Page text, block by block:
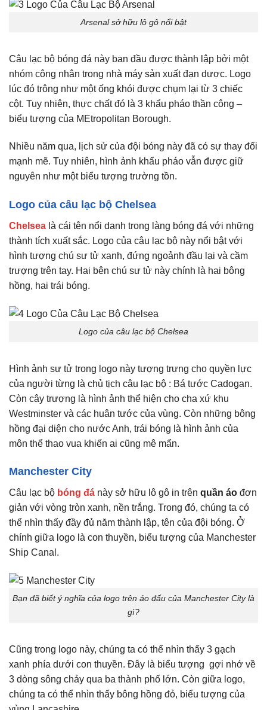
Arsenal sở hữu lô gô nổi bật
Câu lạc bộ bóng đá này ban đầu được thành lập bởi một
nhóm công nhân trong nhà máy sản xuất đạn dược. Logo
lúc đó trông như một ống khói được chụm lại từ 3 chiếc
cột. Tuy nhiên, thực chất đó là 3 khẩu pháo thần công –
biểu tượng của MEtropolitan Borough.
Nhiều năm qua, lịch sử của đội bóng này đã có sự thay đổi
mạnh mẽ. Tuy nhiên, hình ảnh khẩu pháo vẫn được giữ
nguyên như một biểu tượng trường tồn.
Logo của câu lạc bộ Chelsea
Chelsea là cái tên nổi danh trong làng bóng đá với những
thành tích xuất sắc. Logo của câu lạc bộ này nổi bật với
hình tượng chú sư tử xanh, đứng ngoảnh đầu lại và cầm
trượng trên tay. Hai bên chú sư tử này chính là hai bông
hồng, hai trái bóng.
Logo của câu lạc bộ Chelsea
Hình ảnh sư tử trong logo này tượng trưng cho quyền lực
của người từng là chủ tịch câu lạc bộ : Bá tước Cadogan.
Còn cây trượng là hình ảnh thể hiện cho cha xứ khu
Westminster và các huân tước của vùng. Còn những bông
hồng đại diện cho nước Anh, trái bóng là hình ảnh của
môn thể thao vua khiến ai cũng mê mẩn.
Manchester City
Câu lạc bộ bóng đá này sở hữu lô gô in trên quần áo đơn
giản với vòng tròn xanh, nền trắng. Trong đó, chúng ta có
thể nhìn thấy đầy đủ năm thành lập, tên của đội bóng. Ở
chính giữa logo là con thuyền, biểu tượng của Manchester
Ship Canal.
Bạn đã biết ý nghĩa của logo trên áo đấu của Manchester City là
gì?
Cũng trong logo này, chúng ta có thể nhìn thấy 3 gạch
xanh phía dưới con thuyền. Đây là biểu tượng gợi nhớ về
3 dòng sông chảy qua ba thành phố lớn. Còn giữa logo,
chúng ta có thể nhìn thấy bông hồng đỏ, biểu tượng của